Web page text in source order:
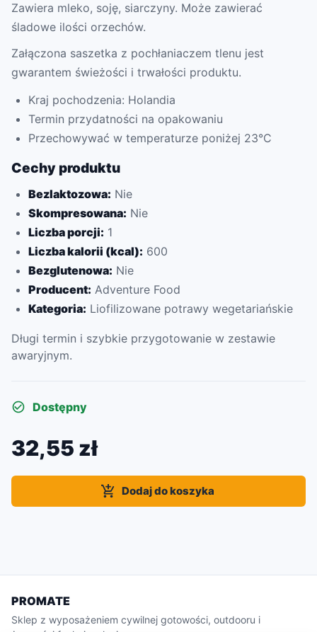
Zawiera mleko, soję, siarczyny. Może zawierać
śladowe ilości orzechów.
Załączona saszetka z pochłaniaczem tlenu jest
gwarantem świeżości i trwałości produktu.
Kraj pochodzenia: Holandia
Termin przydatności na opakowaniu
Przechowywać w temperaturze poniżej 23°C
Cechy produktu
Bezlaktozowa: Nie
Skompresowana: Nie
Liczba porcji: 1
Liczba kalorii (kcal): 600
Bezglutenowa: Nie
Producent: Adventure Food
Kategoria: Liofilizowane potrawy wegetariańskie
Długi termin i szybkie przygotowanie w zestawie
awaryjnym.
Dostępny
32,55 zł
Dodaj do koszyka
PROMATE
Sklep z wyposażeniem cywilnej gotowości, outdooru i